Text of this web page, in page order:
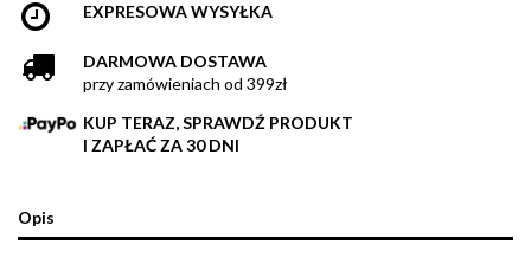
EXPRESOWA WYSYŁKA
DARMOWA DOSTAWA
przy zamówieniach od 399zł
KUP TERAZ, SPRAWDŹ PRODUKT
I ZAPŁAĆ ZA 30 DNI
Opis